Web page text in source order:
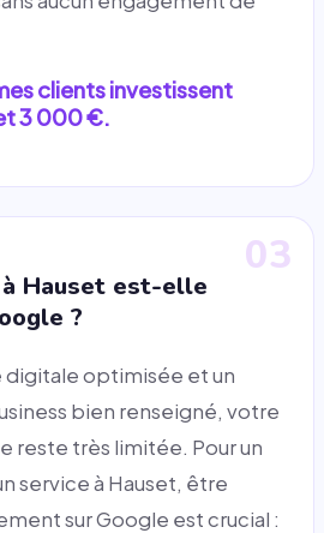
clients investissent
3 000 €.
03
Hauset est-elle
?
digitale optimisée et un
bien renseigné, votre
reste très limitée. Pour un
service à Hauset, être
sur Google est crucial :